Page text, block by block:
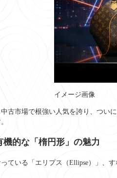
イメージ画像
古市場で根強い人気を誇り、つい
機的な「楕円形」の魅力
ている「エリプス（Ellipse）」、す